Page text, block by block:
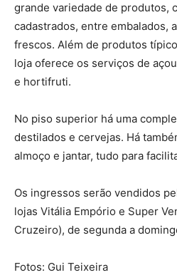
grande variedade de produtos,
cadastrados, entre embalados,
frescos. Além de produtos
loja oferece os serviços de
e hortifruti.
No piso superior há uma
destilados e cervejas. Há
almoço e jantar, tudo para
Os ingressos serão vendidos
lojas Vitália Empório e Super
Cruzeiro), de segunda a
Fotos: Gui Teixeira